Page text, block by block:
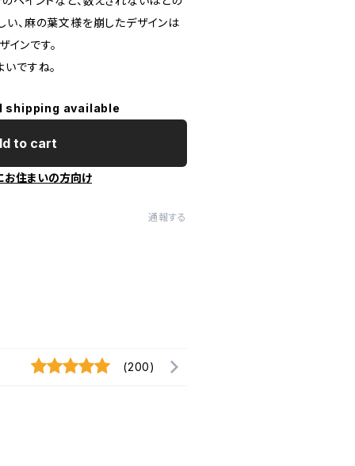
い、麻の葉文様を崩したデザインは
ンです。
ですね。
shipping available
to cart
お住まいの方向け
通報する
(200)